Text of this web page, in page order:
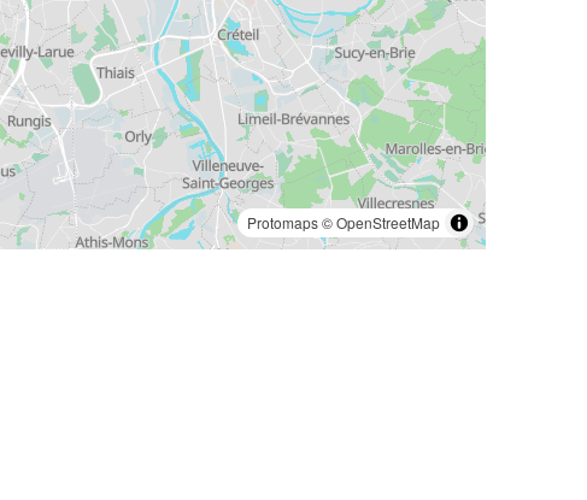
Protomaps©OpenStreetMap